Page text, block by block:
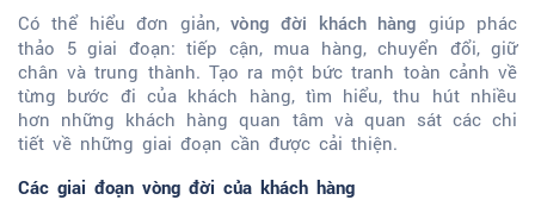
Có thể hiểu đơn giản, vòng đời khách hàng
giúp phác
thảo 5 giai đoạn: tiếp cận, mua hàng, chuyển đổi, giữ
chân và trung thành. Tạo ra một bức tranh toàn cảnh về
từng bước đi của khách hàng, tìm hiểu, thu hút nhiều
hơn những khách hàng quan tâm và quan sát các chi
tiết về những giai đoạn cần được cải thiện.
Các giai đoạn vòng đời của khách hàng